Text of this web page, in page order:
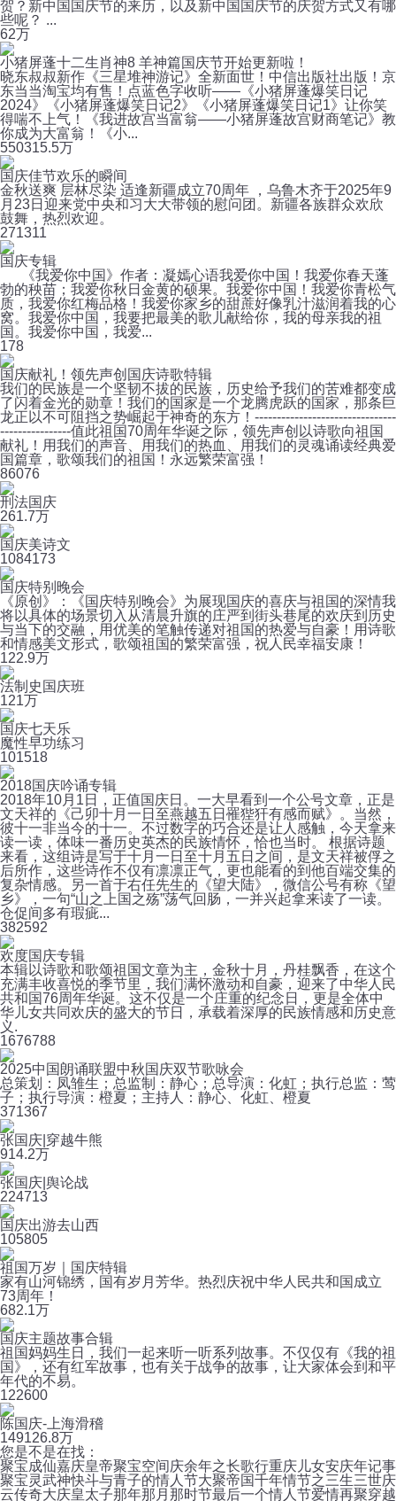
贺？新中国国庆节的来历，以及新中国国庆节的庆贺方式又有哪
些呢？ ...
62万
小猪屏蓬十二生肖神8 羊神篇国庆节开始更新啦！
晓东叔叔新作《三星堆神游记》全新面世！中信出版社出版！京
东当当淘宝均有售！点蓝色字收听——《小猪屏蓬爆笑日记
2024》《小猪屏蓬爆笑日记2》《小猪屏蓬爆笑日记1》让你笑
得喘不上气！《我进故宫当富翁——小猪屏蓬故宫财商笔记》教
你成为大富翁！《小...
550315.5万
国庆佳节欢乐的瞬间
金秋送爽 层林尽染 适逢新疆成立70周年 ，乌鲁木齐于2025年9
月23日迎来党中央和习大大带领的慰问团。新疆各族群众欢欣
鼓舞，热烈欢迎。
271311
国庆专辑
《我爱你中国》作者：凝嫣心语我爱你中国！我爱你春天蓬
勃的秧苗；我爱你秋日金黄的硕果。我爱你中国！我爱你青松气
质，我爱你红梅品格！我爱你家乡的甜蔗好像乳汁滋润着我的心
窝。我爱你中国，我要把最美的歌儿献给你，我的母亲我的祖
国。我爱你中国，我爱...
178
国庆献礼！领先声创国庆诗歌特辑
我们的民族是一个坚韧不拔的民族，历史给予我们的苦难都变成
了闪着金光的勋章！我们的国家是一个龙腾虎跃的国家，那条巨
龙正以不可阻挡之势崛起于神奇的东方！--------------------------------
----------------值此祖国70周年华诞之际，领先声创以诗歌向祖国
献礼！用我们的声音、用我们的热血、用我们的灵魂诵读经典爱
国篇章，歌颂我们的祖国！永远繁荣富强！
86076
刑法国庆
261.7万
国庆美诗文
1084173
国庆特别晚会
《原创》：《国庆特别晚会》为展现国庆的喜庆与祖国的深情我
将以具体的场景切入从清晨升旗的庄严到街头巷尾的欢庆到历史
与当下的交融，用优美的笔触传递对祖国的热爱与自豪！用诗歌
和情感美文形式，歌颂祖国的繁荣富强，祝人民幸福安康！
122.9万
法制史国庆班
121万
国庆七天乐
魔性早功练习
101518
2018国庆吟诵专辑
2018年10月1日，正值国庆日。一大早看到一个公号文章，正是
文天祥的《己卯十月一日至燕越五日罹狴犴有感而赋》。当然，
彼十一非当今的十一。不过数字的巧合还是让人感触，今天拿来
读一读，体味一番历史英杰的民族情怀，恰也当时。 根据诗题
来看，这组诗是写于十月一日至十月五日之间，是文天祥被俘之
后所作，这些诗作不仅有凛凛正气，更也能看的到他百端交集的
复杂情感。另一首于右任先生的《望大陆》，微信公号有称《望
乡》，一句“山之上国之殇”荡气回肠，一并兴起拿来读了一读。
仓促间多有瑕疵...
382592
欢度国庆专辑
本辑以诗歌和歌颂祖国文章为主，金秋十月，丹桂飘香，在这个
充满丰收喜悦的季节里，我们满怀激动和自豪，迎来了中华人民
共和国76周年华诞。这不仅是一个庄重的纪念日，更是全体中
华儿女共同欢庆的盛大的节日，承载着深厚的民族情感和历史意
义.
1676788
2025中国朗诵联盟中秋国庆双节歌咏会
总策划：凤雏生；总监制：静心；总导演：化虹；执行总监：莺
子；执行导演：橙夏；主持人：静心、化虹、橙夏
371367
张国庆|穿越牛熊
914.2万
张国庆|舆论战
224713
国庆出游去山西
105805
祖国万岁｜国庆特辑
家有山河锦绣，国有岁月芳华。热烈庆祝中华人民共和国成立
73周年！
682.1万
国庆主题故事合辑
祖国妈妈生日，我们一起来听一听系列故事。不仅仅有《我的祖
国》，还有红军故事，也有关于战争的故事，让大家体会到和平
年代的不易。
122600
陈国庆-上海滑稽
149126.8万
您是不是在找：
聚宝成仙嘉庆皇帝聚宝空间庆余年之长歌行重庆儿女安庆年记事
聚宝灵武神快斗与青子的情人节大聚帝国千年情节之三生三世庆
云传奇大庆皇太子那年那月那时节最后一个情人节爱情再聚穿越